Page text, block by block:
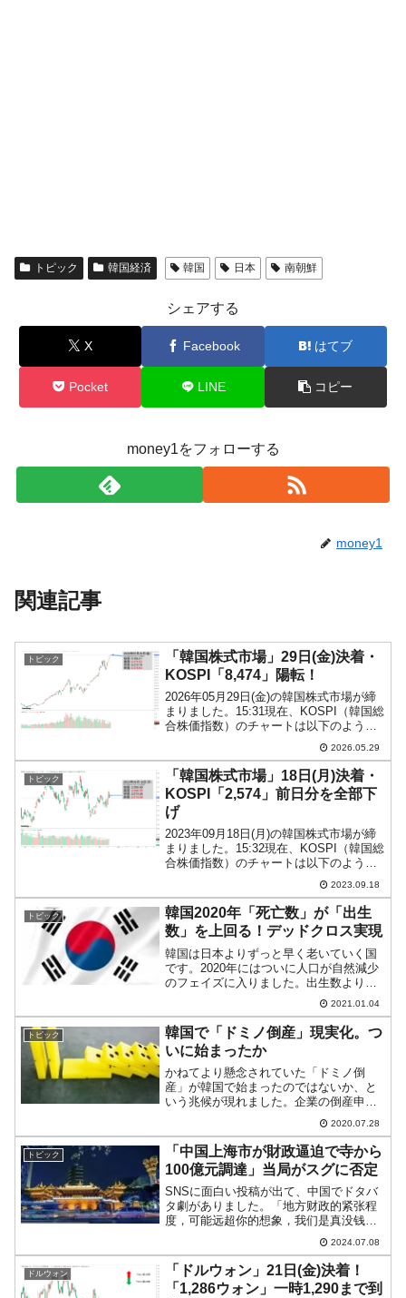
トピック 韓国経済 韓国 日本 南朝鮮
シェアする
X Facebook はてブ
Pocket LINE コピー
money1をフォローする
money1
関連記事
トピック
「韓国株式市場」29日(金)決着・
KOSPI「8,474」陽転！
2026年05月29日(金)の韓国株式市場が締
まりました。15:31現在、KOSPI（韓国総
合株価指数）のチャートは以下のように
『Investing.com』より引用）。陽転しま
した。KOSPIは「8,474」まで上...
2026.05.29
トピック
「韓国株式市場」18日(月)決着・
KOSPI「2,574」前日分を全部下
げ
2023年09月18日(月)の韓国株式市場が締
まりました。15:32現在、KOSPI（韓国総
合株価指数）のチャートは以下のように
『Investing.com』より引用）。結局、陰
線となりました。前日始値より下げて、
K...
2023.09.18
トピック
韓国2020年「死亡数」が「出生
数」を上回る！デッドクロス実現
韓国は日本よりずっと早く老いていく国
です。2020年にはついに人口が自然減少
のフェイズに入りました。出生数よりも
死亡数の方が多いため、自然に人口は減
少していくのです。これは1962年に住民
登録制度ができてから初のこと。先にご
紹介したとおり、...
2021.01.04
トピック
韓国で「ドミノ倒産」現実化。つ
いに始まったか
かねてより懸念されていた「ドミノ倒
産」が韓国で始まったのではないか、と
いう兆候が現れました。企業の倒産申請
件数が（記録を取り始めた2013年以降）
最大になったのです。韓国メディア『毎
日経済』の「ドミノ倒産始まった…法人
破産申請史上最大」とい...
2020.07.28
トピック
「中国上海市が財政逼迫で寺から
100億元調達」当局がスグに否定
SNSに面白い投稿が出て、中国でドタバ
タ劇がありました。「地方财政的紧张程
度，可能远超你的想象，我们是真没钱了
（地方政府の財政的困難は想像以上かも
しれない、われわれは本当にお金がなく
てアウトだ）」というタイトルで、内容
は以下のようなものでし...
2024.07.08
ドルウォン
「ドルウォン」21日(金)決着！
「1,286ウォン」一時1,290まで到